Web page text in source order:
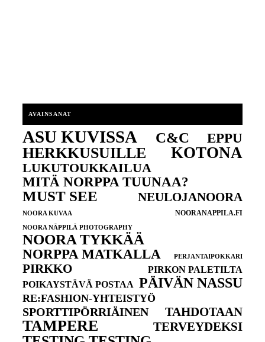
AVAINSANAT
ASU KUVISSA C&C EPPU
HERKKUSUILLE KOTONA
LUKUTOUKKAILUA
MITÄ NORPPA TUUNAA?
MUST SEE NEULOJANOORA
NOORA KUVAA NOORANAPPILA.FI
NOORA NÄPPILÄ PHOTOGRAPHY
NOORA TYKKÄÄ
NORPPA MATKALLA PERJANTAIPOKKARI
PIRKKO
PIRKON PALETILTA
POIKAYSTÄVÄ POSTAA PÄIVÄN NASSU
RE:FASHION-YHTEISTYÖ
SPORTTIPÖRRIÄINEN TAHDOTAAN
TAMPERE TERVEYDEKSI